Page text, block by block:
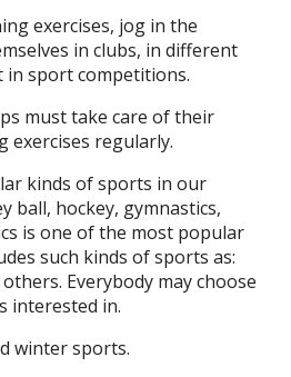
exercises, jog in the
in clubs, in different
in sport competitions.
must take care of their
exercises regularly.
kinds of sports in our
ball, hockey, gymnastics,
is one of the most popular
such kinds of sports as:
Everybody may choose
interested in.
winter sports.